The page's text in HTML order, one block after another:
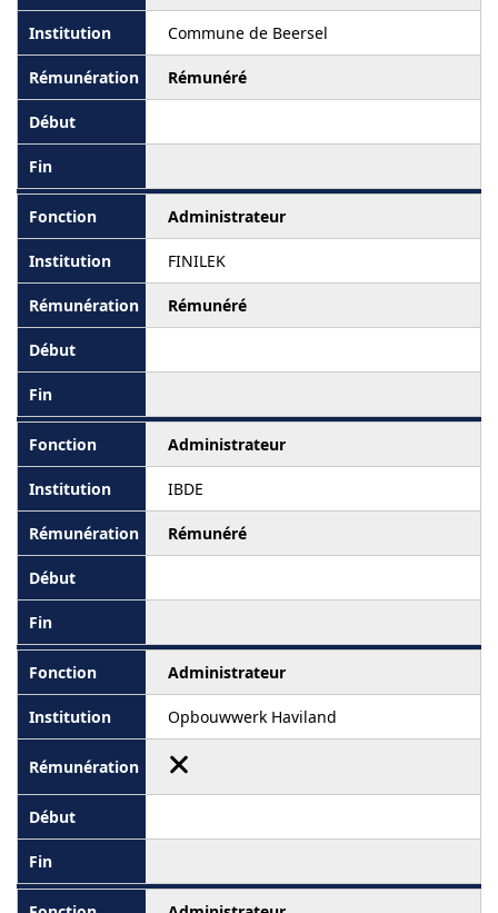
Commune de Beersel
Rémunéré
Administrateur
FINILEK
Rémunéré
Administrateur
IBDE
Rémunéré
Administrateur
Opbouwwerk Haviland